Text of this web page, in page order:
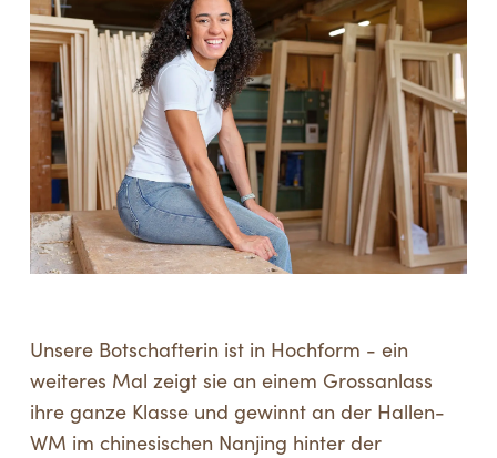
Unsere Botschafterin ist in Hochform - ein
weiteres Mal zeigt sie an einem Grossanlass
ihre ganze Klasse und gewinnt an der Hallen-
WM im chinesischen Nanjing hinter der